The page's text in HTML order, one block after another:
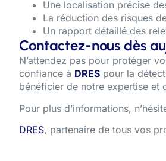
Une localisation précise
La réduction des risques
Un rapport détaillé des
Contactez-nous dès
N’attendez pas pour protéger
confiance à DRES pour la
bénéficier de notre expertise et
Pour plus d’informations,
DRES, partenaire de tous vos